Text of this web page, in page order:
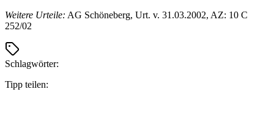
Weitere Urteile: AG Schöneberg, Urt. v. 31.03.2002, AZ: 10 C
252/02
Schlagwörter:
Tipp teilen: